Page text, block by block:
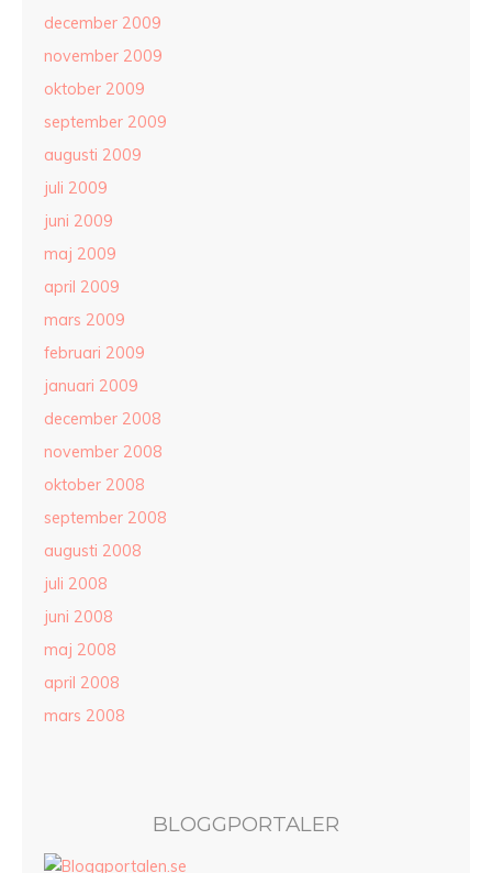
december 2009
november 2009
oktober 2009
september 2009
augusti 2009
juli 2009
juni 2009
maj 2009
april 2009
mars 2009
februari 2009
januari 2009
december 2008
november 2008
oktober 2008
september 2008
augusti 2008
juli 2008
juni 2008
maj 2008
april 2008
mars 2008
BLOGGPORTALER